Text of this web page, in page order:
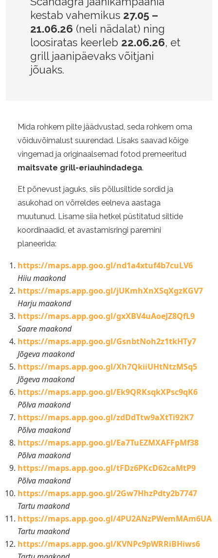
kestab vahemikus 27.05 –
21.06.26 (neli nädalat) ning
loosiratas keerleb 22.06.26, et
grill jaanipäevaks võitjani
jõuaks.
Mida rohkem pilte jäädvustad, seda rohkem oma
võiduvõimalust suurendad. Lisaks saavad kõige
vingemad ja originaalsemad fotod premeeritud
maitsvate grill-eriauhindadega.
Et põnevust jaguks, siis põllusiltide sordid ja
asukohad on võrreldes eelneva aastaga
muutunud. Lisame siia hetkel püstitatud siltide
koordinaadid, et avastamisringi paremini
planeerida:
https://maps.app.goo.gl/nd1a4xtuf4b7cuLV6
Hiiu maakond
https://maps.app.goo.gl/jUKmhXnXSqXgzKGV7
Harju maakond
https://maps.app.goo.gl/gxXBV4uAoeJZ8QfL9
Saare maakond
https://maps.app.goo.gl/GsnbtNoh2z1tkHTy7
Jõgeva maakond
https://maps.app.goo.gl/Xh7QkiiUHtNtzMSq5
Jõgeva maakond
https://maps.app.goo.gl/Ek9QRKsqkXPsc9qK6
Põlva maakond
https://maps.app.goo.gl/zdDdTtw9aXtTi92K7
Põlva maakond
https://maps.app.goo.gl/Ea7TuEZMXAFFpMf38
Põlva maakond
https://maps.app.goo.gl/tFDz6PKcD62caMtP9
Põlva maakond
https://maps.app.goo.gl/2Gw7HhzPdty2b7747
Tartu maakond
https://maps.app.goo.gl/4PU2ANzPWemMAm6UA
Tartu maakond
https://maps.app.goo.gl/KVNPc9pWRRiBHiws6